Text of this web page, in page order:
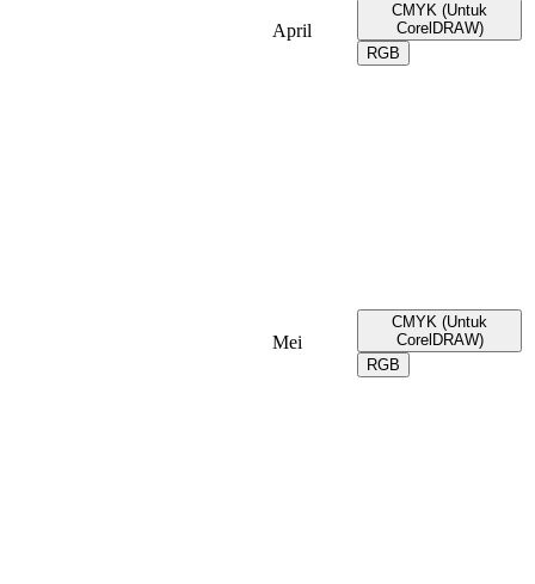
April
CMYK (Untuk
CorelDRAW)
RGB
Mei
CMYK (Untuk
CorelDRAW)
RGB